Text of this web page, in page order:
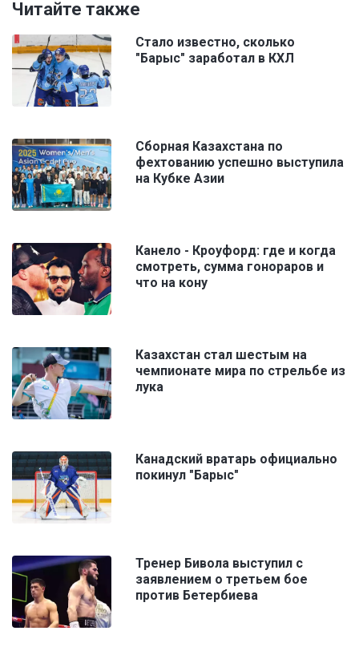
Читайте также
Стало известно, сколько
"Барыс" заработал в КХЛ
Сборная Казахстана по
фехтованию успешно выступила
на Кубке Азии
Канело - Кроуфорд: где и когда
смотреть, сумма гонораров и
что на кону
Казахстан стал шестым на
чемпионате мира по стрельбе из
лука
Канадский вратарь официально
покинул "Барыс"
Тренер Бивола выступил с
заявлением о третьем бое
против Бетербиева